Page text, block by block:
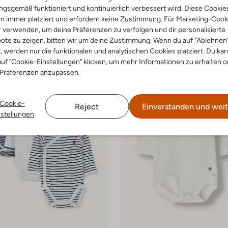
funktioniert und kontinuierlich verbessert wird. Diese
immer platziert und erfordern keine Zustimmung. Für Marketing-
verwenden, um deine Präferenzen zu verfolgen und dir personalisierte
zu zeigen, bitten wir um deine Zustimmung. Wenn du auf
werden nur die funktionalen und analytischen Cookies platziert. Du
"Cookie-Einstellungen" klicken, um mehr Informationen zu erhalten
anzupassen.
Cookie-
Reject Einverstanden und
26,99
Petit Bateau
Strampler
€ 18,99 € 14,99